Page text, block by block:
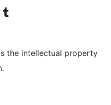
Tumblr アカウントへ
the intellectual property